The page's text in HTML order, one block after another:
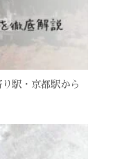
駅・京都駅から